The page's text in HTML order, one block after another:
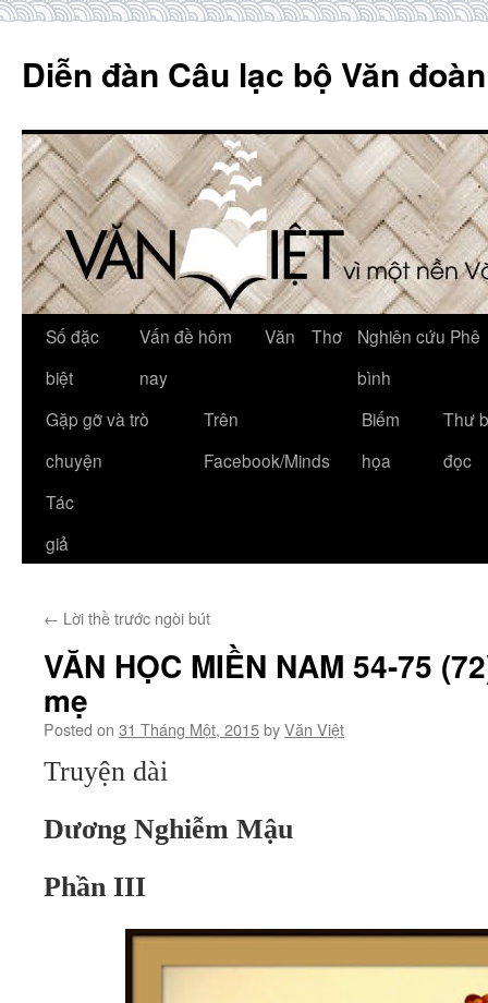
content
Diễn đàn Câu lạc bộ Văn
Số đặc
biệt
Vấn đề hôm
nay
Văn Thơ
Nghiên cứu Phê
bình
Gặp gỡ và trò
chuyện
Trên
Facebook/Minds
Biếm
họa
Thư
đọc
Tác
giả
← Lời thề trước ngòi bút
VĂN HỌC MIỀN NAM 54-75
mẹ
Posted on 31 Tháng Một, 2015byVăn Việt
Truyện dài
Dương Nghiễm Mậu
Phần III